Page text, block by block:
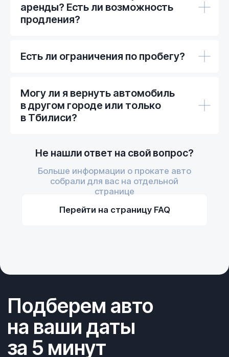
аренды? Есть ли возможность
продления?
Есть ли ограничения по пробегу?
Могу ли я вернуть автомобиль
в другом городе или только
в Тбилиси?
2025 © Car Rental Service